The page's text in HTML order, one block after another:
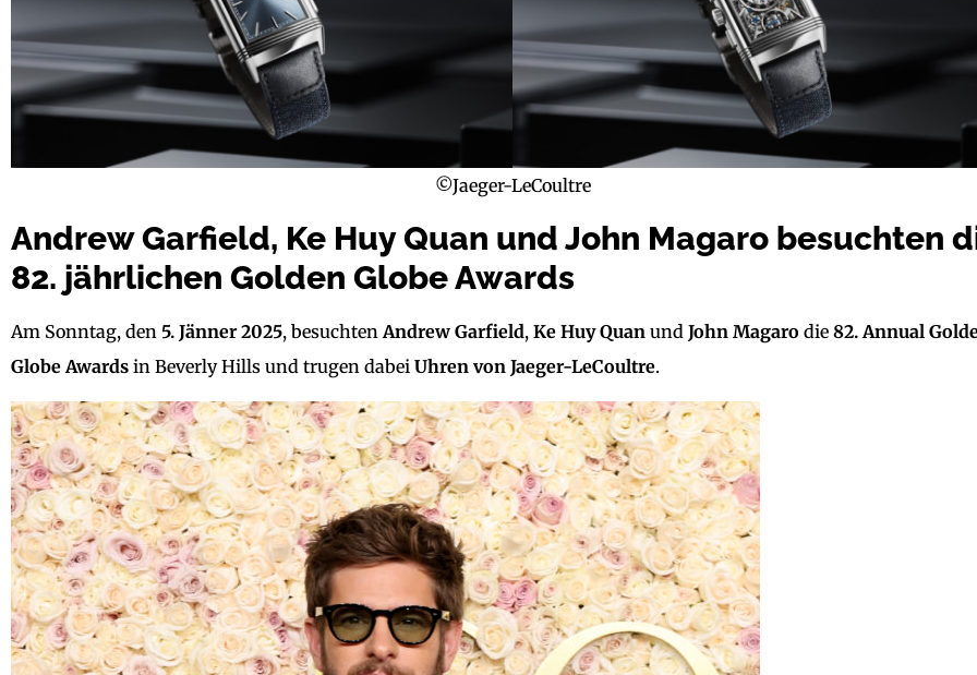
©Jaeger-LeCoultre
Andrew Garfield, Ke Huy Quan und John Magaro besuchten
82. jährlichen Golden Globe Awards
Am Sonntag, den 5. Jänner 2025, besuchten Andrew Garfield, Ke Huy Quan und John Magaro die 82. Annual
Globe Awards in Beverly Hills und trugen dabei Uhren von Jaeger-LeCoultre.